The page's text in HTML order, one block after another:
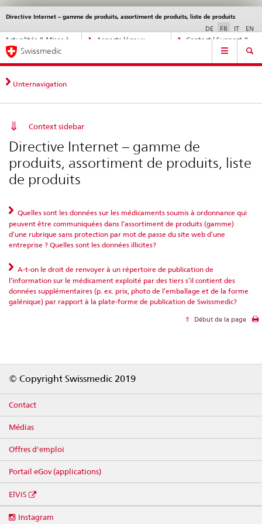
Navigation
directe:
actualités,
juridiques,
Actualités & Mises à
Aspects légaux,
Contact | Support &
Directive Internet – gamme de produits, assortiment de produits, liste de produits
DE FR IT EN
Service
Navigation
Swissmedic
Unternavigation
Context sidebar
Directive Internet – gamme de
produits, assortiment de produits, liste
de produits
Quelles sont les données sur les médicaments soumis à ordonnance qui
peuvent être communiquées dans l’assortiment de produits (gamme)
d’une rubrique sans protection par mot de passe du site web d’une
entreprise ? Quelles sont les données illicites?
A-t-on le droit de renvoyer à un répertoire de publication de
l’information sur le médicament exploité par des tiers s’il contient des
données supplémentaires (p. ex. prix, photo de l’emballage et de la forme
galénique) par rapport à la plate-forme de publication de Swissmedic?
Début de la page
© Copyright Swissmedic 2019
Contact
Médias
Offres d'emploi
Portail eGov (applications)
ElViS
media
Instagram